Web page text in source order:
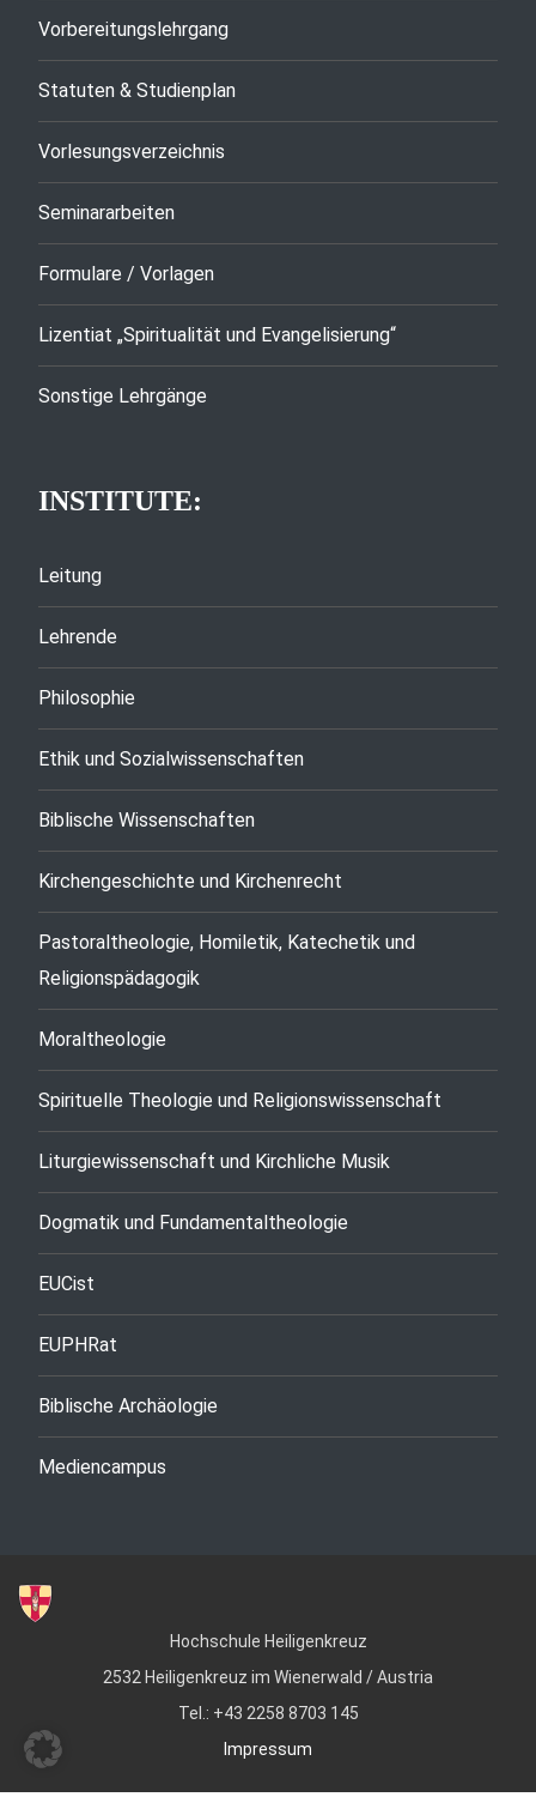
Vorbereitungslehrgang
Statuten & Studienplan
Vorlesungsverzeichnis
Seminararbeiten
Formulare / Vorlagen
Lizentiat „Spiritualität und Evangelisierung“
Sonstige Lehrgänge
INSTITUTE:
Leitung
Lehrende
Philosophie
Ethik und Sozialwissenschaften
Biblische Wissenschaften
Kirchengeschichte und Kirchenrecht
Pastoraltheologie, Homiletik, Katechetik und
Religionspädagogik
Moraltheologie
Spirituelle Theologie und Religionswissenschaft
Liturgiewissenschaft und Kirchliche Musik
Dogmatik und Fundamentaltheologie
EUCist
EUPHRat
Biblische Archäologie
Mediencampus
Hochschule Heiligenkreuz
2532 Heiligenkreuz im Wienerwald / Austria
Tel.: +43 2258 8703 145
Impressum